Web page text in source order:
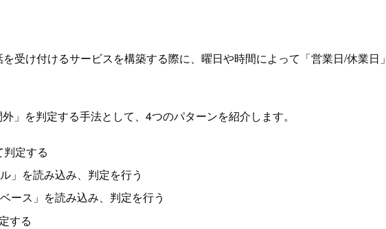
受け付けるサービスを構築する際に、曜日や時間によって「営業日/休業
」を判定する手法として、4つのパターンを紹介します。
定する
」を読み込み、判定を行う
ース」を読み込み、判定を行う
する